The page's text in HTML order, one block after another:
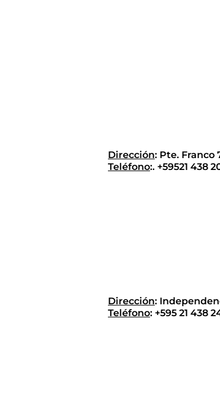
Dirección: Pte. Franco
Teléfono:. +59521 438
Dirección:
Teléfono: +595 21 438